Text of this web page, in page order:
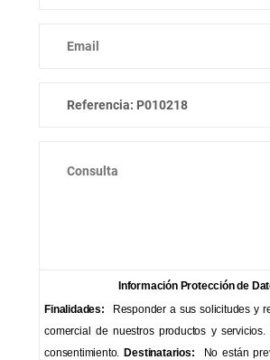
Información Protección de
Finalidades:
Responder a sus solicitudes y
comercial de nuestros productos y servicios.
consentimiento. Destinatarios:
No están